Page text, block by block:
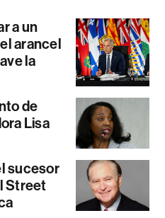
a un
arancel
la
de
Lisa
sucesor
Street